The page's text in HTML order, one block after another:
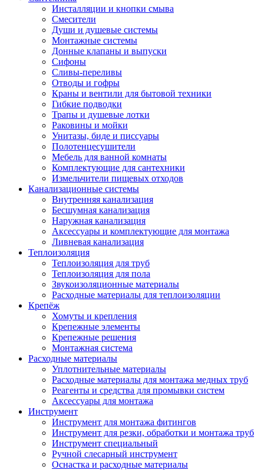
Инсталляции и кнопки смыва
Смесители
Души и душевые системы
Монтажные системы
Донные клапаны и выпуски
Сифоны
Сливы-переливы
Отводы и гофры
Краны и вентили для бытовой техники
Гибкие подводки
Трапы и душевые лотки
Раковины и мойки
Унитазы, биде и писсуары
Полотенцесушители
Мебель для ванной комнаты
Комплектующие для сантехники
Измельчители пищевых отходов
Канализационные системы
Внутренняя канализация
Бесшумная канализация
Наружная канализация
Аксессуары и комплектующие для монтажа
Ливневая канализация
Теплоизоляция
Теплоизоляция для труб
Теплоизоляция для пола
Звукоизоляционные материалы
Расходные материалы для теплоизоляции
Крепёж
Хомуты и крепления
Крепежные элементы
Крепежные решения
Монтажная система
Расходные материалы
Уплотнительные материалы
Расходные материалы для монтажа медных труб
Реагенты и средства для промывки систем
Аксессуары для монтажа
Инструмент
Инструмент для монтажа фитингов
Инструмент для резки, обработки и монтажа труб
Инструмент специальный
Ручной слесарный инструмент
Оснастка и расходные материалы